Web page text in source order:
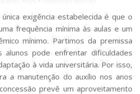
única exigência estabelecida é que o
frequência mínima às aulas e um
mínimo. Partimos da premissa
pode enfrentar dificuldades
à vida universitária. Por isso,
a manutenção do auxílio nos anos
prevê um aproveitamento